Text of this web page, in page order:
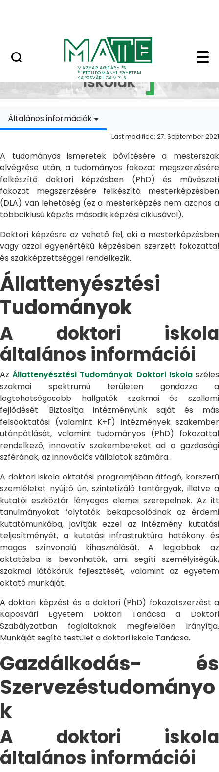
MAGYAR AGRÁR- ÉS
ÉLETTUDOMÁNYI EGYETEM
KAPOSVÁRI CAMPUS
Doktori Iskolák -
Doktori
Iskolák
Általános információk
Last modified: 27. September 2021
A tudományos ismeretek bővítésére a mesterszak
elvégzése után, a tudományos fokozat megszerzésére
felkészítő doktori képzésben (PhD) és művészeti
fokozat megszerzésére felkészítő mesterképzésben
(DLA) van lehetőség (ez a mesterképzés nem azonos a
többciklusú képzés második képzési ciklusával).
Doktori képzésre az vehető fel, aki a mesterképzésben
vagy azzal egyenértékű képzésben szerzett fokozattal
és szakképzettséggel rendelkezik.
Állattenyésztési
Tudományok
A doktori iskola
általános információi
AzÁllattenyésztési Tudományok Doktori Iskolaszéles
szakmai spektrumú területen gondozza a
legtehetségesebb hallgatók szakmai és szellemi
fejlődését. Biztosítja intézményünk saját és más
felsőoktatási (valamint K+F) intézmények szakember
utánpótlását, valamint tudományos (PhD) fokozattal
rendelkező, innovatív szakembereket ad a gazdasági
szférának, az innovációs vállalatok számára.
A doktori iskola oktatási programjában átfogó, korszerű
szemléletet nyújtó ún. szintetizáló tantárgyak, illetve a
kutatói eszköztár lényeges elemei szerepelnek. Az itt
tanulmányokat folytatók bekapcsolódnak az érdemi
kutatómunkába, javítják ezzel az intézmény kutatási
teljesítményét, a kutatási infrastruktúra hatékony és
magas színvonalú kihasználását. A legjobbak az
oktatásba is bevonhatók, ami segíti személyiségük,
szakmai látókörük fejlesztését, valamint az egyetem
oktató munkáját.
A doktori képzést és a doktori (PhD) fokozatszerzést a
Kaposvári Egyetem Doktori Tanácsa a Doktori
Szabályzatban foglaltaknak megfelelően irányítja.
Munkáját segítő testület a doktori iskola Tanácsa.
Gazdálkodás- és
Szervezéstudományo
k
A doktori iskola
általános információi